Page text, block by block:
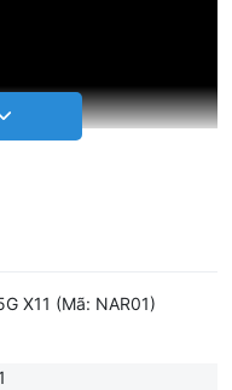
WiFi
X11 (Mã: NAR01)